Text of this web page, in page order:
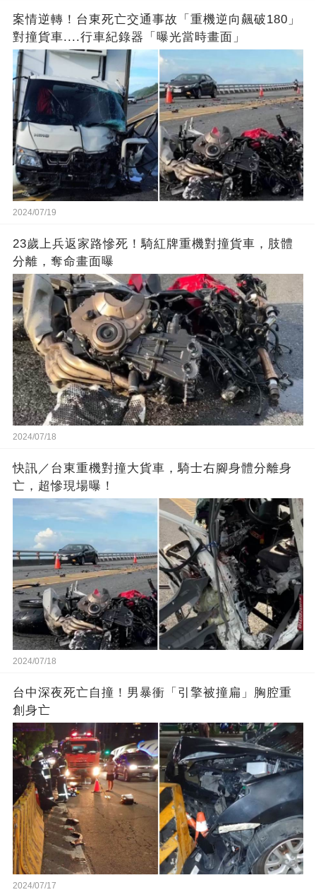
案情逆轉！台東死亡交通事故「重機逆向飆破180」
對撞貨車....行車紀錄器「曝光當時畫面」
2024/07/19
23歲上兵返家路慘死！騎紅牌重機對撞貨車，肢體
分離，奪命畫面曝
2024/07/18
快訊／台東重機對撞大貨車，騎士右腳身體分離身
亡，超慘現場曝！
2024/07/18
台中深夜死亡自撞！男暴衝「引擎被撞扁」胸腔重
創身亡
2024/07/17